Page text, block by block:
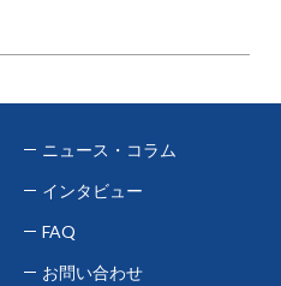
ニュース・コラム
インタビュー
FAQ
お問い合わせ